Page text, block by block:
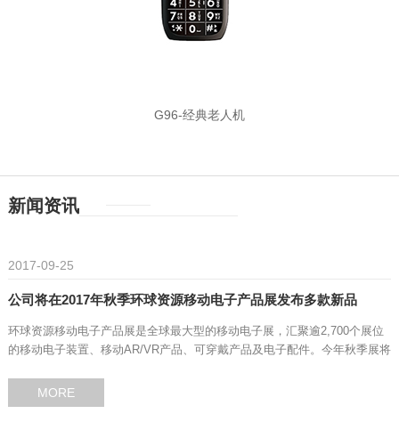
G96-经典老人机
新闻资讯
2017-09-25
公司将在2017年秋季环球资源移动电子产品展发布多款新品
环球资源移动电子产品展是全球最大型的移动电子展，汇聚逾2,700个展位
的移动电子装置、移动AR/VR产品、可穿戴产品及电子配件。今年秋季展将
MORE